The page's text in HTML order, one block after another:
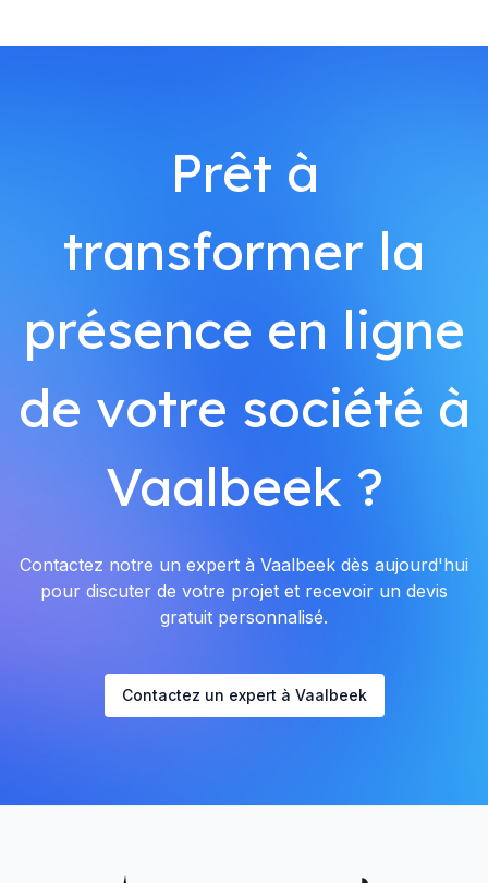
Prêt à
transformer la
présence en ligne
de votre société à
Vaalbeek ?
Contactez notre un expert à Vaalbeek dès aujourd'hui
pour discuter de votre projet et recevoir un devis
gratuit personnalisé.
Contactez un expert à Vaalbeek